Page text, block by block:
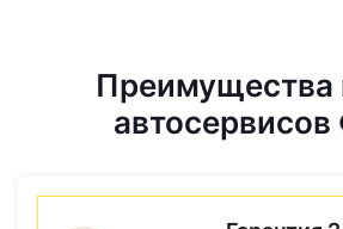
Преимущества